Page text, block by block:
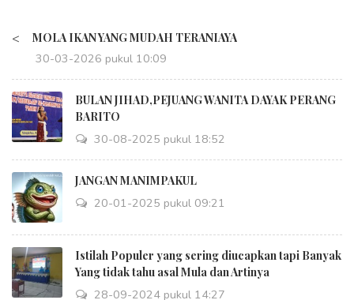
< MOLA IKAN YANG MUDAH TERANIAYA
30-03-2026 pukul 10:09
BULAN JIHAD,PEJUANG WANITA DAYAK PERANG
BARITO
30-08-2025 pukul 18:52
JANGAN MANIMPAKUL
20-01-2025 pukul 09:21
Istilah Populer yang sering diucapkan tapi Banyak
Yang tidak tahu asal Mula dan Artinya
28-09-2024 pukul 14:27